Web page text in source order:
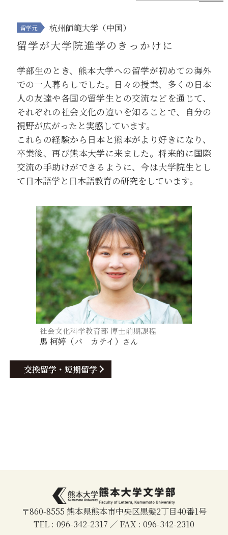
杭州師範大学（中国）
留学が大学院進学のきっかけに
学部生のとき、熊本大学への留学が初めての海外
での一人暮らしでした。日々の授業、多くの日本
人の友達や各国の留学生との交流などを通じて、
それぞれの社会文化の違いを知ることで、自分の
視野が広がったと実感しています。
これらの経験から日本と熊本がより好きになり、
卒業後、再び熊本大学に来ました。将来的に国際
交流の手助けができるように、今は大学院生とし
て日本語学と日本語教育の研究をしています。
社会文化科学教育部 博士前期課程
馬 柯婷（バ カテイ） さん
交換留学・短期留学
〒860-8555 熊本県熊本市中央区黒髪2丁目40番1号
TEL
096-342-2317 FAX 096-342-2310